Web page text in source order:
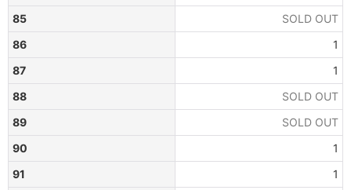
85
SOLD OUT
86
1
87
1
88
SOLD OUT
89
SOLD OUT
90
1
91
1